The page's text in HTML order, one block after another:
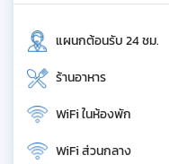
แผนกต้อนรับ 24 ชม.
ร้านอาหาร
WiFi ในห้องพัก
WiFi ส่วนกลาง